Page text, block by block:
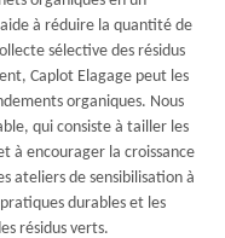
à réduire la quantité de
sélective des résidus
Caplot Elagage peut les
organiques. Nous
qui consiste à tailler les
à encourager la croissance
ateliers de sensibilisation à
durables et les
résidus verts.